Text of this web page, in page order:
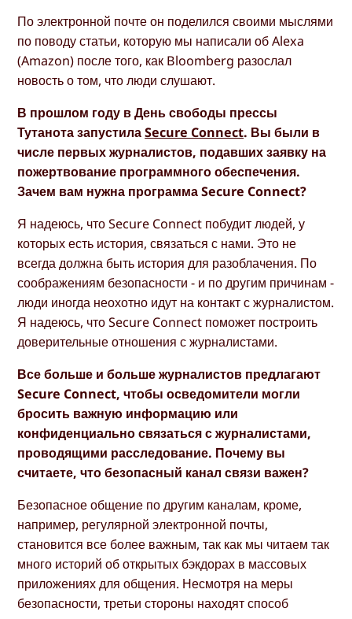
По электронной почте он поделился своими мыслями
по поводу статьи, которую мы написали об Alexa
(Amazon) после того, как Bloomberg разослал
новость о том, что люди слушают.
В прошлом году в День свободы прессы
Тутанота запустилаSecure Connect. Вы были в
числе первых журналистов, подавших заявку на
пожертвование программного обеспечения.
Зачем вам нужна программа Secure Connect?
Я надеюсь, что Secure Connect побудит людей, у
которых есть история, связаться с нами. Это не
всегда должна быть история для разоблачения. По
соображениям безопасности - и по другим причинам -
люди иногда неохотно идут на контакт с журналистом.
Я надеюсь, что Secure Connect поможет построить
доверительные отношения с журналистами.
Все больше и больше журналистов предлагают
Secure Connect, чтобы осведомители могли
бросить важную информацию или
конфиденциально связаться с журналистами,
проводящими расследование. Почему вы
считаете, что безопасный канал связи важен?
Безопасное общение по другим каналам, кроме,
например, регулярной электронной почты,
становится все более важным, так как мы читаем так
много историй об открытых бэкдорах в массовых
приложениях для общения. Несмотря на меры
безопасности, третьи стороны находят способ